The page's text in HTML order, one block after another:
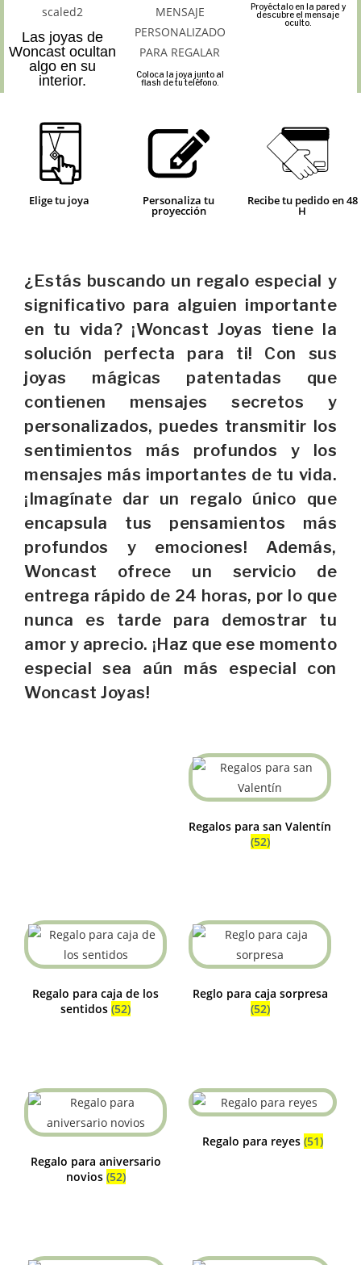
Las joyas de
Woncast ocultan
algo en su
interior.
Coloca la joya junto al
flash de tu teléfono.
Proyéctalo en la pared y
descubre el mensaje
oculto.
Elige tu joya Personaliza tu
proyección
Recibe tu pedido en 48
H
¿Estás buscando un regalo especial y
significativo para alguien importante
en tu vida? ¡Woncast Joyas tiene la
solución perfecta para ti! Con sus
joyas mágicas patentadas que
contienen mensajes secretos y
personalizados, puedes transmitir los
sentimientos más profundos y los
mensajes más importantes de tu vida.
¡Imagínate dar un regalo único que
encapsula tus pensamientos más
profundos y emociones! Además,
Woncast ofrece un servicio de
entrega rápido de 24 horas, por lo que
nunca es tarde para demostrar tu
amor y aprecio. ¡Haz que ese momento
especial sea aún más especial con
Woncast Joyas!
Regalos para san Valentín
(52)
Regalo para caja de los
sentidos (52)
Reglo para caja sorpresa
(52)
Regalo para aniversario
novios (52)
Regalo para reyes (51)